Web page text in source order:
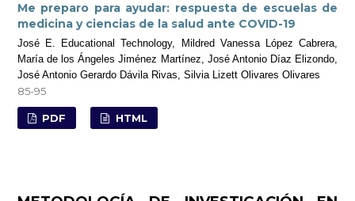
Me preparo para ayudar: respuesta de escuelas de
medicina y ciencias de la salud ante COVID-19
José E. Educational Technology, Mildred Vanessa López Cabrera,
María de los Ángeles Jiménez Martínez, José Antonio Díaz Elizondo,
José Antonio Gerardo Dávila Rivas, Silvia Lizett Olivares Olivares
85-95
PDF HTML